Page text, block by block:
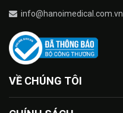
info@hanoimedical.com.vn
VỀ CHÚNG TÔI